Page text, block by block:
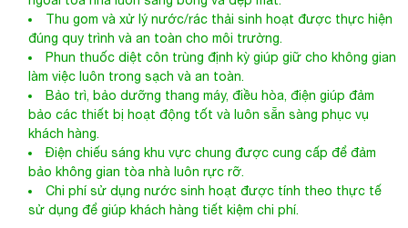
Thu gom và xử lý nước/rác thải sinh hoạt được thực hiện
đúng quy trình và an toàn cho môi trường.
Phun thuốc diệt côn trùng định kỳ giúp giữ cho không gian
làm việc luôn trong sạch và an toàn.
Bảo trì, bảo dưỡng thang máy, điều hòa, điện giúp đảm
bảo các thiết bị hoạt động tốt và luôn sẵn sàng phục vụ
khách hàng.
Điện chiếu sáng khu vực chung được cung cấp để đảm
bảo không gian tòa nhà luôn rực rỡ.
Chi phí sử dụng nước sinh hoạt được tính theo thực tế
sử dụng để giúp khách hàng tiết kiệm chi phí.